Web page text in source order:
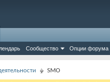
Сообщество Опции форума
SMO